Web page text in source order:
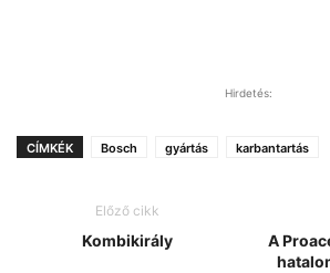
Hirdetés:
CÍMKÉK Bosch gyártás karbantartás
Előző cikk
Kombikirály
A